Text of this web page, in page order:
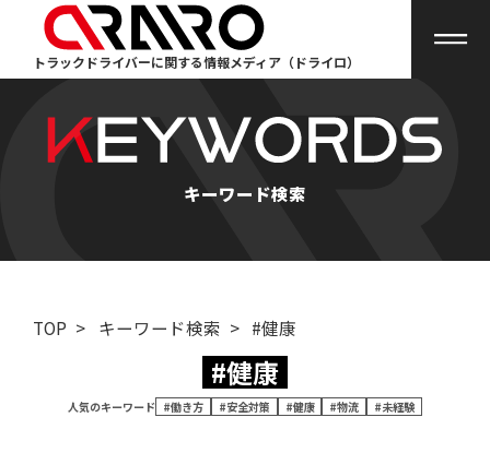
トラックドライバーに関する情報メディア（ドライロ）
キーワード検索
TOP > キーワード検索 > #健康
#健康
人気のキーワード #働き方 #安全対策 #健康 #物流 #未経験